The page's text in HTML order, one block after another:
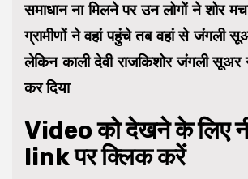
समाधान ना मिलने पर उन लोगों ने शोर
ग्रामीणों ने वहां पहुंचे तब वहां से जंगली
लेकिन काली देवी राजकिशोर जंगली
कर दिया
Video को देखने के लिए
link पर क्लिक करें